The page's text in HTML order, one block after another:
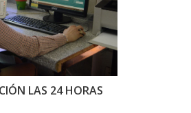
LAS 24 HORAS